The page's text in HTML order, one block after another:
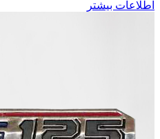
اطلاعات بیشتر